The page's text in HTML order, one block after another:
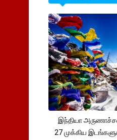
இந்தியா
27 முக்கிய